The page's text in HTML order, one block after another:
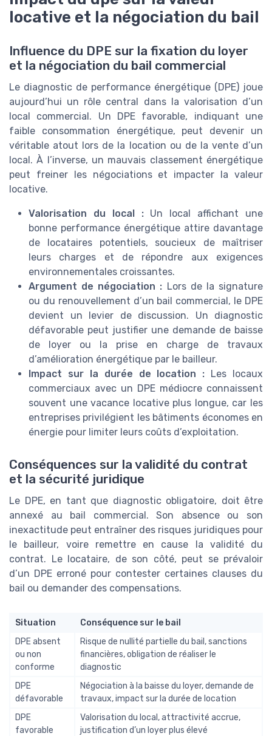
locative et la négociation du bail
Influence du DPE sur la fixation du loyer
et la négociation du bail commercial
Le diagnostic de performance énergétique (DPE) joue
aujourd’hui un rôle central dans la valorisation d’un
local commercial. Un DPE favorable, indiquant une
faible consommation énergétique, peut devenir un
véritable atout lors de la location ou de la vente d’un
local. À l’inverse, un mauvais classement énergétique
peut freiner les négociations et impacter la valeur
locative.
Valorisation du local :Un local affichant une
bonne performance énergétique attire davantage
de locataires potentiels, soucieux de maîtriser
leurs charges et de répondre aux exigences
environnementales croissantes.
Argument de négociation : Lors de la signature
ou du renouvellement d’un bail commercial, le DPE
devient un levier de discussion. Un diagnostic
défavorable peut justifier une demande de baisse
de loyer ou la prise en charge de travaux
d’amélioration énergétique par le bailleur.
Impact sur la durée de location : Les locaux
commerciaux avec un DPE médiocre connaissent
souvent une vacance locative plus longue, car les
entreprises privilégient les bâtiments économes en
énergie pour limiter leurs coûts d’exploitation.
Conséquences sur la validité du contrat
et la sécurité juridique
Le DPE, en tant que diagnostic obligatoire, doit être
annexé au bail commercial. Son absence ou son
inexactitude peut entraîner des risques juridiques pour
le bailleur, voire remettre en cause la validité du
contrat. Le locataire, de son côté, peut se prévaloir
d’un DPE erroné pour contester certaines clauses du
bail ou demander des compensations.
Situation
Conséquence sur le bail
DPE absent
ou non
conforme
Risque de nullité partielle du bail, sanctions
financières, obligation de réaliser le
diagnostic
DPE
défavorable
Négociation à la baisse du loyer, demande de
travaux, impact sur la durée de location
DPE
favorable
Valorisation du local, attractivité accrue,
justification d’un loyer plus élevé